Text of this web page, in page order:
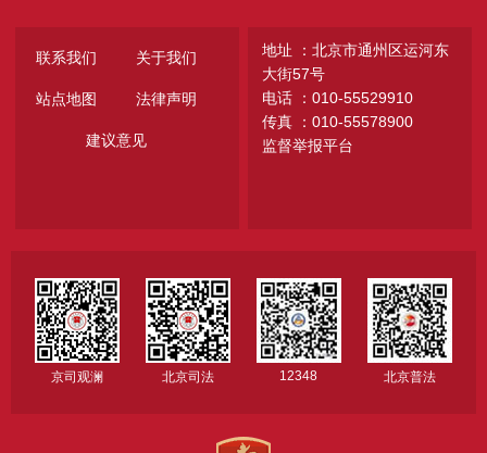
联系我们 关于我们
站点地图 法律声明
建议意见
地址 ：北京市通州区运河东
大街57号
电话 ：010-55529910
传真 ：010-55578900
监督举报平台
京司观澜 北京司法 12348 北京普法